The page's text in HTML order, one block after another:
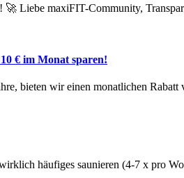
🚀 Liebe maxiFIT-Community,
€ im Monat sparen!
bieten wir einen monatlichen
häufiges saunieren (4-7 x pro